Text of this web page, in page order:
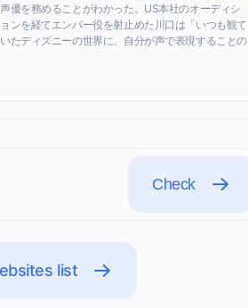
声優を務めることがわかった。US本社のオーディシ
ョンを経てエンバー役を射止めた川口は「いつも観て
いたディズニーの世界に、自分が声で表現することの
Check
list